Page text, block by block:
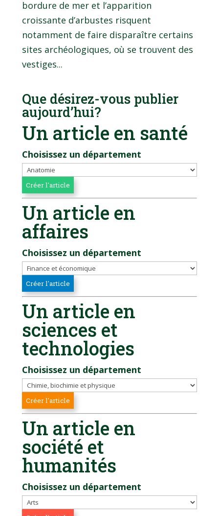
bordure de mer et l’apparition
croissante d’arbustes risquent
notamment de faire disparaître certains
sites archéologiques, où se trouvent des
vestiges...
Que désirez-vous publier
aujourd’hui?
Un article en santé
Choisissez un département
Un article en
affaires
Choisissez un département
Un article en
sciences et
technologies
Choisissez un département
Un article en
société et
humanités
Choisissez un département